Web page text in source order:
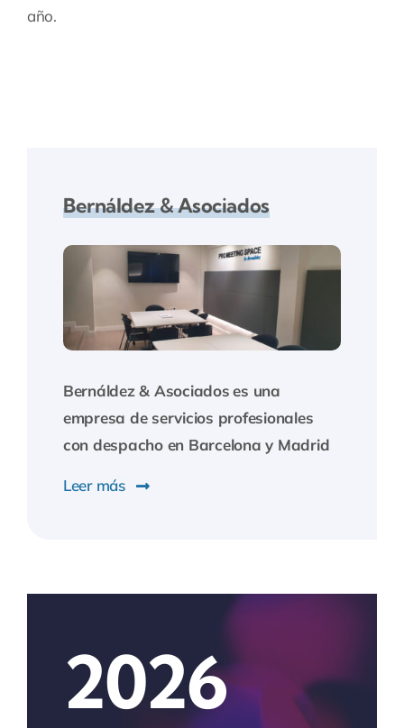
año.
Bernáldez & Asociados
Bernáldez & Asociados es una
empresa de servicios profesionales
con despacho en Barcelona y Madrid
Leer más
2026